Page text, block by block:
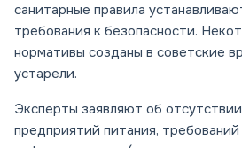
санитарные правила
требования к безопасности.
нормативы созданы в советские
устарели.
Эксперты заявляют об
предприятий питания,